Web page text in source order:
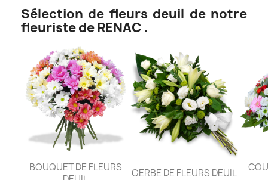
Sélection de fleurs deuil de notre
fleuriste de RENAC .
BOUQUET DE FLEURS
GERBE DE FLEURS DEUIL